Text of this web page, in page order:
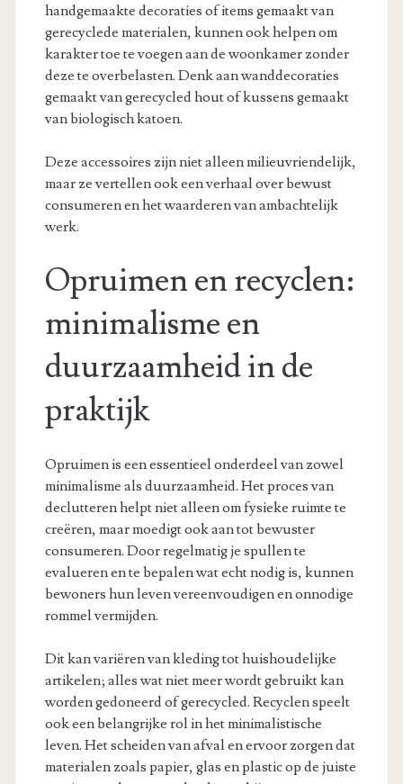
handgemaakte decoraties of items gemaakt van
gerecyclede materialen, kunnen ook helpen om
karakter toe te voegen aan de woonkamer zonder
deze te overbelasten. Denk aan wanddecoraties
gemaakt van gerecycled hout of kussens gemaakt
van biologisch katoen.
Deze accessoires zijn niet alleen milieuvriendelijk,
maar ze vertellen ook een verhaal over bewust
consumeren en het waarderen van ambachtelijk
werk.
Opruimen en recyclen:
minimalisme en
duurzaamheid in de
praktijk
Opruimen is een essentieel onderdeel van zowel
minimalisme als duurzaamheid. Het proces van
declutteren helpt niet alleen om fysieke ruimte te
creëren, maar moedigt ook aan tot bewuster
consumeren. Door regelmatig je spullen te
evalueren en te bepalen wat echt nodig is, kunnen
bewoners hun leven vereenvoudigen en onnodige
rommel vermijden.
Dit kan variëren van kleding tot huishoudelijke
artikelen; alles wat niet meer wordt gebruikt kan
worden gedoneerd of gerecycled. Recyclen speelt
ook een belangrijke rol in het minimalistische
leven. Het scheiden van afval en ervoor zorgen dat
materialen zoals papier, glas en plastic op de juiste